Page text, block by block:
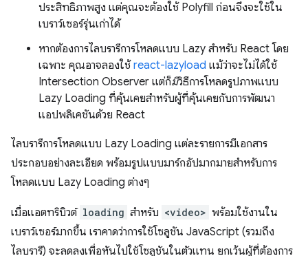
ประสิทธิภาพสูง แต่คุณจะต้องใช้ Polyfill ก่อนจึงจะใช้ใน
เบราว์เซอร์รุ่นเก่าได้
หากต้องการไลบรารีการโหลดแบบ Lazy สำหรับ React โดย
เฉพาะ คุณอาจลองใช้ react-lazyload แม้ว่าจะไม่ได้ใช้
Intersection Observer แต่ก็มีวิธีการโหลดรูปภาพแบบ
Lazy Loading ที่คุ้นเคยสำหรับผู้ที่คุ้นเคยกับการพัฒนา
แอปพลิเคชันด้วย React
ไลบรารีการโหลดแบบ Lazy Loading แต่ละรายการมีเอกสาร
ประกอบอย่างละเอียด พร้อมรูปแบบมาร์กอัปมากมายสำหรับการ
โหลดแบบ Lazy Loading ต่างๆ
เมื่อแอตทริบิวต์ loading สำหรับ <video> พร้อมใช้งานใน
เบราว์เซอร์มากขึ้น เราคาดว่าการใช้โซลูชัน JavaScript (รวมถึง
ไลบรารี) จะลดลงเพื่อหันไปใช้โซลูชันในตัวแทน ยกเว้นผู้ที่ต้องการ